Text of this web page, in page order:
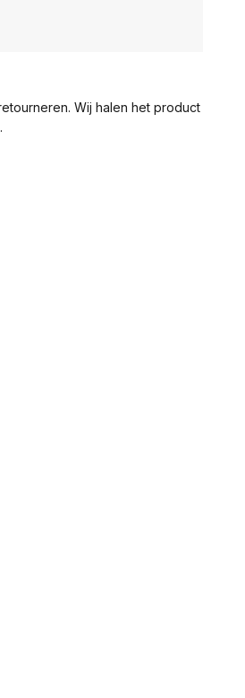
Wij halen het product